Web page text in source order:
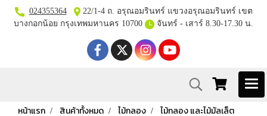
024355364
22/1-4 ถ. อรุณอมรินทร์ แขวงอรุณอมรินทร์ เขต
บางกอกน้อย กรุงเทพมหานคร 10700
จันทร์ - เสาร์ 8.30-17.30 น.
หน้าแรก สินค้าทั้งหมด ไม้กลอง
ไม้กลอง และไม้มัลเล็ต